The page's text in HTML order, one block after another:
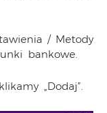
/ Metody
bankowe.
„Dodaj”.